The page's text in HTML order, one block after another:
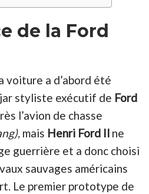
de la Ford
voiture a d’abord été
styliste exécutif de Ford
l’avion de chasse
mais Henri Ford Il ne
guerrière et a donc choisi
sauvages américains
Le premier prototype de